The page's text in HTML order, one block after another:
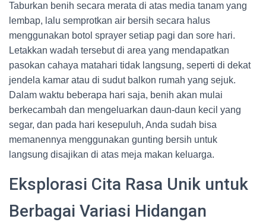
Taburkan benih secara merata di atas media tanam yang
lembap, lalu semprotkan air bersih secara halus
menggunakan botol sprayer setiap pagi dan sore hari.
Letakkan wadah tersebut di area yang mendapatkan
pasokan cahaya matahari tidak langsung, seperti di dekat
jendela kamar atau di sudut balkon rumah yang sejuk.
Dalam waktu beberapa hari saja, benih akan mulai
berkecambah dan mengeluarkan daun-daun kecil yang
segar, dan pada hari kesepuluh, Anda sudah bisa
memanennya menggunakan gunting bersih untuk
langsung disajikan di atas meja makan keluarga.
Eksplorasi Cita Rasa Unik untuk
Berbagai Variasi Hidangan